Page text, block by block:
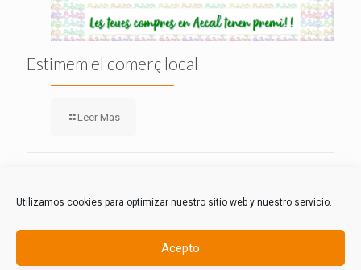
Utilizamos cookies para optimizar nuestro sitio web y nuestro servicio.
Acepto
Estimem el comerç local
Leer Mas